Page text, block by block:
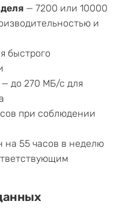
— 7200 или 10000
и
быстрого
— до 270 МБ/с для
при соблюдении
на 55 часов в неделю